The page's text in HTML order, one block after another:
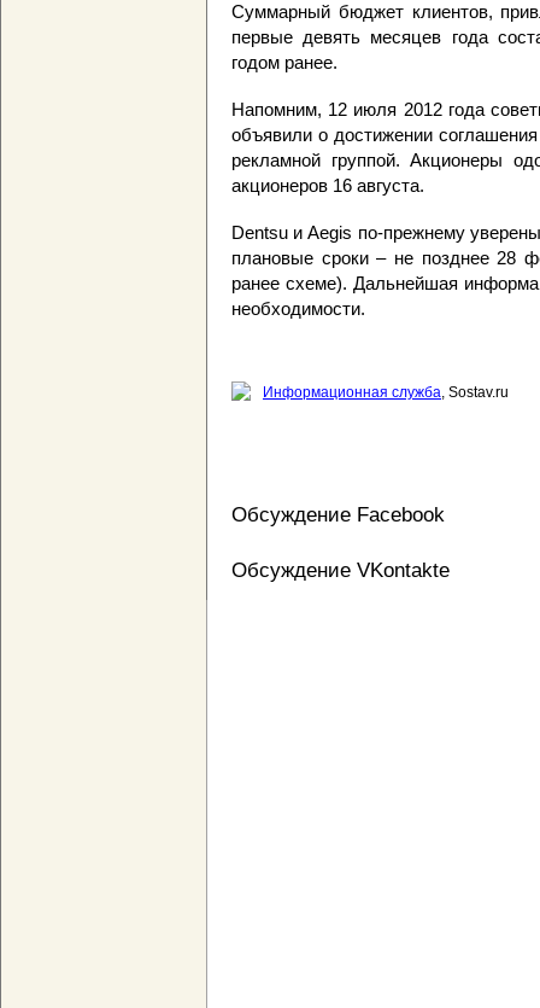
Суммарный бюджет клиентов,
первые девять месяцев года
годом ранее.
Напомним, 12 июля 2012 года
объявили о достижении
рекламной группой. Акционеры
акционеров 16 августа.
Dentsu и Aegis по-прежнему
плановые сроки – не позднее 28
ранее схеме). Дальнейшая
необходимости.
Информационная служба, Sostav.ru
Обсуждение Facebook
Обсуждение VKontakte